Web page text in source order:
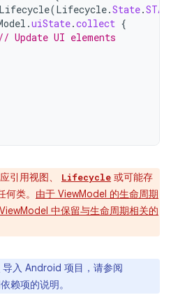
(Lifecycle.State.
.uiState.collect {
// Update UI elements
引用视图、 Lifecycle 或可能存
类。 由于 ViewModel 的生命周期
中保留与生命周期相关的
导入 Android 项目，请参阅
赖项的说明。